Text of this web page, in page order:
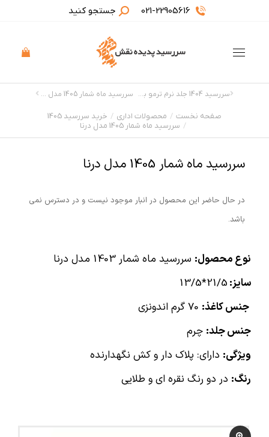
021-22905616 جستجو کنید
مکان شما:صفحه نخست محصولات اداری
خرید سررسید 1405
سررسید ماه شمار 1405 مدل درنا
سررسید 1404 جلد نرم ترمو بسته دو عددی سررسید ماه شمار 1405 مدل درنا همراه با خودکار
سررسید ماه شمار 1405 مدل درنا
در حال حاضر این محصول در انبار موجود نیست و در دسترس نمی
باشد.
نوع محصول: سررسید ماه شمار 1403 مدل درنا
سایز:21/5*13/5
جنس کاغذ:
جنس جلد: چرم
ویژگی: دارای: پلاک دار و کش نگهدارنده
رنگ: در دو رنگ نقره ای و طلایی